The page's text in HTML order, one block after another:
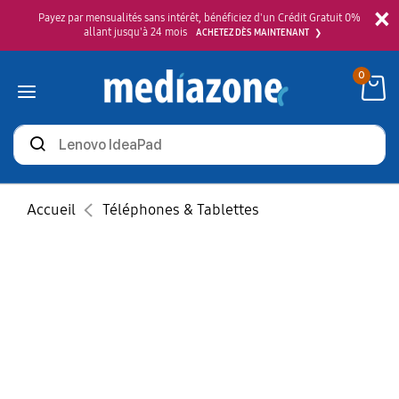
×
Payez par mensualités sans intérêt, bénéficiez d'un Crédit Gratuit 0%
allant jusqu'à 24 mois
ACHETEZ DÈS MAINTENANT
Rechercher
des
produits
0
Accueil Téléphones & Tablettes